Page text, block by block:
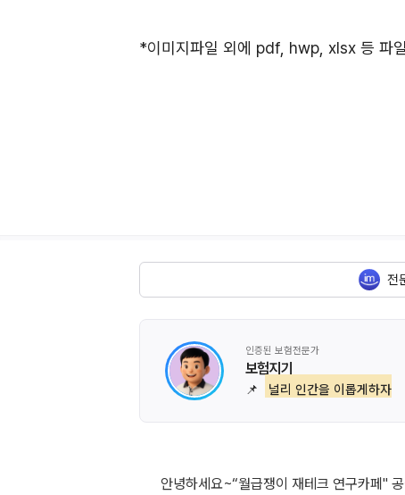
*이미지파일 외에 pdf, hwp, xlsx 등 파
전
인증된 보험전문가
보험지기
📌 널리 인간을 이롭게하자
안녕하세요~“월급쟁이 재테크 연구카페"